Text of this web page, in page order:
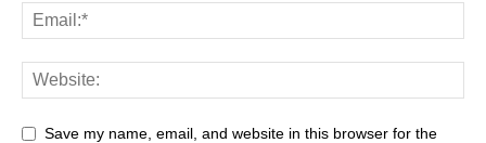
Save my name, email, and website in this browser for the